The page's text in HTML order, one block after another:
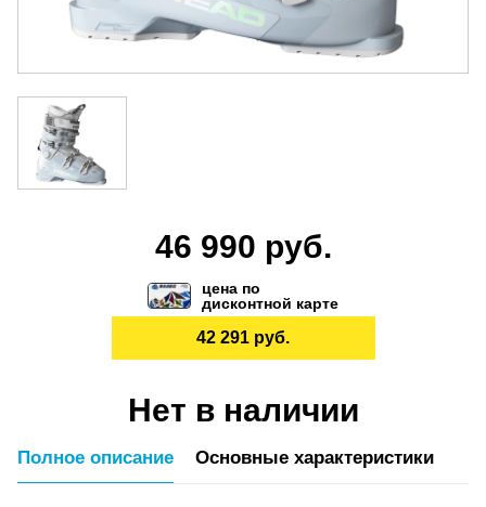
46 990 руб.
цена по
дисконтной карте
42 291 руб.
Нет в наличии
Полное описание Основные характеристики